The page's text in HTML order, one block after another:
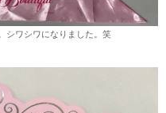
シワシワになりました。笑